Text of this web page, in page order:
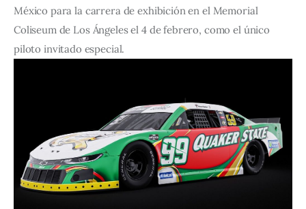
México para la carrera de exhibición en el Memorial
Coliseum de Los Ángeles el 4 de febrero, como el único
piloto invitado especial.